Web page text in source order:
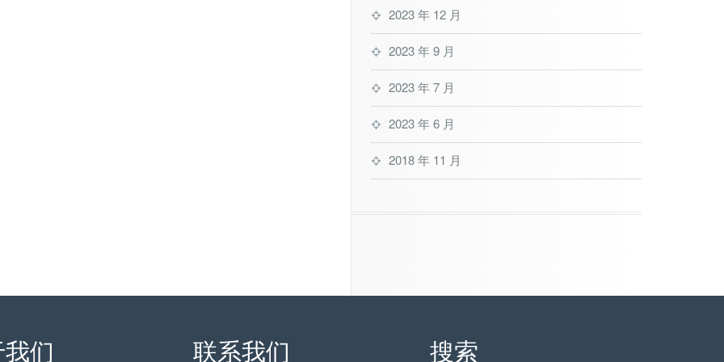
2023 年 12 月
2023 年 9 月
2023 年 7 月
2023 年 6 月
2018 年 11 月
们 联系我们 搜索